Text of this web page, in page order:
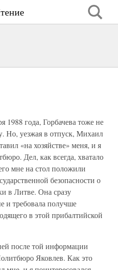
1988 года, Горбачева тоже не
Но, уезжая в отпуск, Михаил
«на хозяйстве» меня, и я
Дел, как всегда, хватало
мне на стол положили
безопасности о
в Литве. Она сразу
и требовала получше
в этой прибалтийской
после той информации
Яковлев. Как это